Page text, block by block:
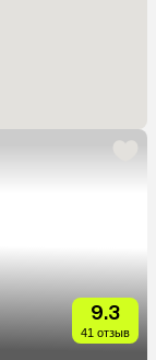
9.3
41 отзыв